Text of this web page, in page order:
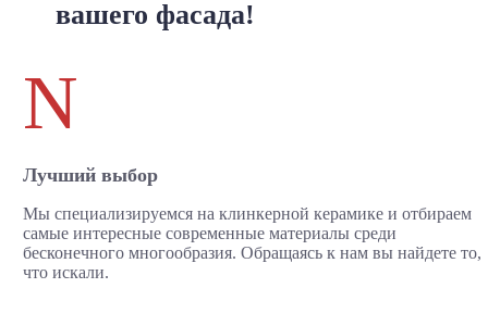
вашего фасада!
N
Лучший выбор
Мы специализируемся на клинкерной керамике и отбираем
самые интересные современные материалы среди
бесконечного многообразия. Обращаясь к нам вы найдете то,
что искали.